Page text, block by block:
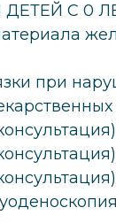
С 0
при